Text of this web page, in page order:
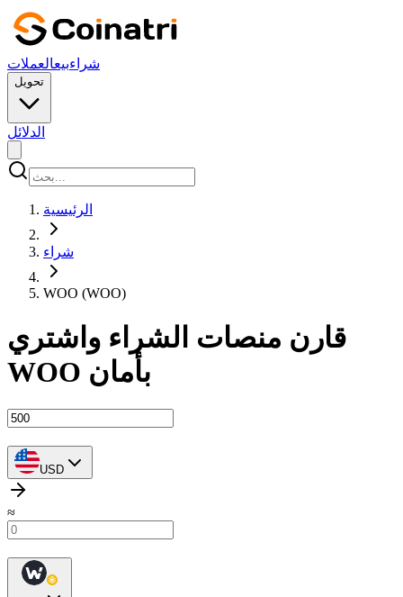
شراءبيعالعملات
تحويل
الدلائل
الرئيسية
شراء
WOO (WOO)
قارن منصات الشراء واشتري
WOO بأمان
USD
≈